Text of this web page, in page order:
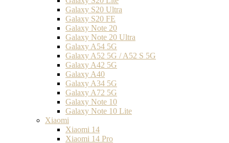
Galaxy S20 Ultra
Galaxy S20 FE
Galaxy Note 20
Galaxy Note 20 Ultra
Galaxy A54 5G
Galaxy A52 5G / A52 S 5G
Galaxy A42 5G
Galaxy A40
Galaxy A34 5G
Galaxy A72 5G
Galaxy Note 10
Galaxy Note 10 Lite
Xiaomi
Xiaomi 14
Xiaomi 14 Pro